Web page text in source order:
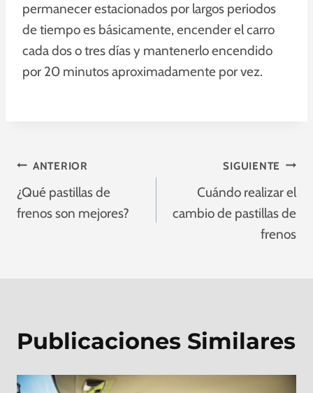
permanecer estacionados por largos periodos
de tiempo es básicamente, encender el carro
cada dos o tres días y mantenerlo encendido
por 20 minutos aproximadamente por vez.
Navegación
De
ANTERIOR
¿Qué pastillas de
frenos son mejores?
SIGUIENTE
Cuándo realizar el
cambio de pastillas de
frenos
Publicaciones Similares